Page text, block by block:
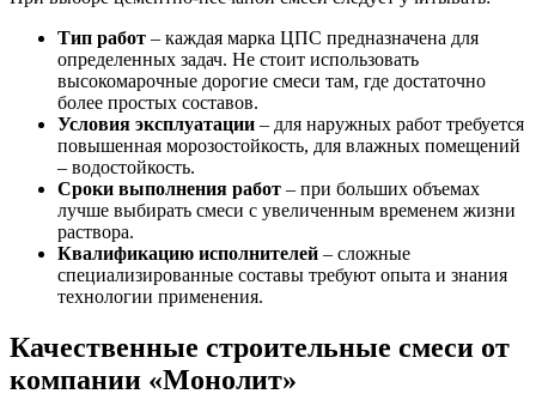
Тип работ – каждая марка ЦПС предназначена для
определенных задач. Не стоит использовать
высокомарочные дорогие смеси там, где достаточно
более простых составов.
Условия эксплуатации – для наружных работ требуется
повышенная морозостойкость, для влажных помещений
– водостойкость.
Сроки выполнения работ – при больших объемах
лучше выбирать смеси с увеличенным временем жизни
раствора.
Квалификацию исполнителей – сложные
специализированные составы требуют опыта и знания
технологии применения.
Качественные строительные смеси от
компании «Монолит»